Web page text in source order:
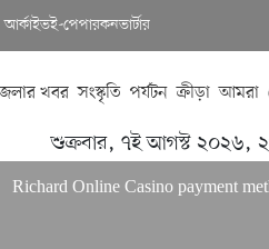
আর্কাইভই-পেপারকনভার্টার
খবর সংস্কৃতি পর্যটন ক্রীড়া আমরা
শুক্রবার, ৭ই আগস্ট ২০২৬,
Online Casino payment methods: